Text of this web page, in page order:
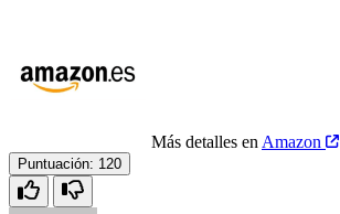
Más detalles en Amazon
Puntuación: 120